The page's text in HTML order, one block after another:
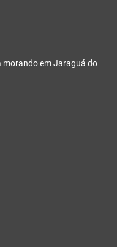
morando em Jaraguá do